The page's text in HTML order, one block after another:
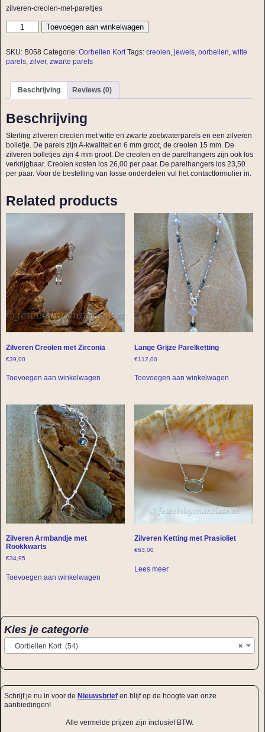
zilveren-creolen-met-pareltjes
Toevoegen aan winkelwagen
SKU: B058 Categorie: Oorbellen Kort Tags: creolen, jewels, oorbellen, witte
parels, zilver, zwarte parels
Beschrijving Reviews (0)
Beschrijving
Sterling zilveren creolen met witte en zwarte zoetwaterparels en een zilveren
bolletje. De parels zijn A-kwaliteit en 6 mm groot, de creolen 15 mm. De
zilveren bolletjes zijn 4 mm groot. De creolen en de parelhangers zijn ook los
verkrijgbaar. Creolen kosten los 26,00 per paar. De parelhangers los 23,50
per paar. Voor de bestelling van losse onderdelen vul het contactformulier in.
Related products
Zilveren Creolen met Zirconia
€39,00
Toevoegen aan winkelwagen
Lange Grijze Parelketting
€112,00
Toevoegen aan winkelwagen
Zilveren Armbandje met
Rookkwarts
€34,95
Toevoegen aan winkelwagen
Zilveren Ketting met Prasioliet
€63,00
Lees meer
Kies je categorie
×
Oorbellen Kort (54)
Schrijf je nu in voor de Nieuwsbrief en blijf op de hoogte van onze
aanbiedingen!
Alle vermelde prijzen zijn inclusief BTW.